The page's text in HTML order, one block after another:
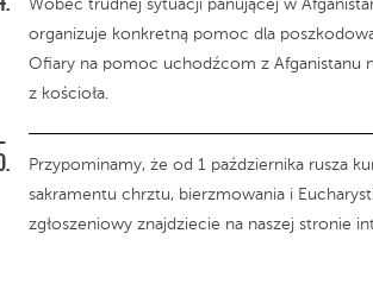
Wobec trudnej sytuacji panującej w
organizuje konkretną pomoc dla
Ofiary na pomoc uchodźcom z Afganistanu
z kościoła.
Przypominamy, że od 1 października rusza
sakramentu chrztu, bierzmowania i
zgłoszeniowy znajdziecie na naszej stronie